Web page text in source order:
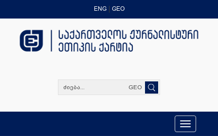
ENG GEO
GEO
Toggle
navigation